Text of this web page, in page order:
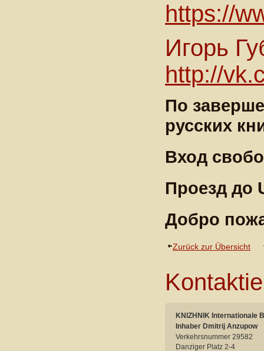
https://
Игорь
http://
По
русских
Вход
Проезд до
Добро
Zurück zur Übersicht
KNIZHNIK Internationale
Inhaber Dmitrij Anzupow
Verkehrsnummer 29582
Danziger Platz 2-4